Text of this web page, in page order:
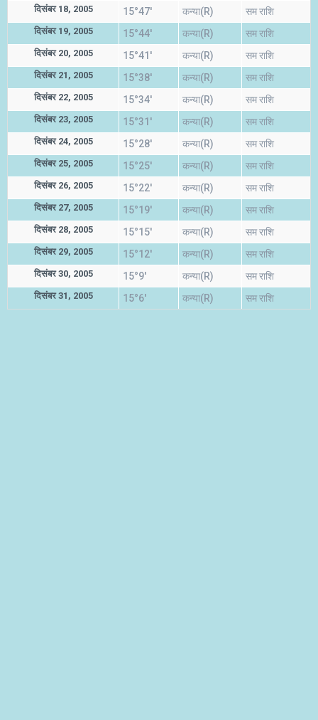
दिसंबर 18, 2005 15°47' कन्या(R) सम राशि
दिसंबर 19, 2005 15°44' कन्या(R) सम राशि
दिसंबर 20, 2005 15°41' कन्या(R) सम राशि
दिसंबर 21, 2005 15°38' कन्या(R) सम राशि
दिसंबर 22, 2005 15°34' कन्या(R) सम राशि
दिसंबर 23, 2005 15°31' कन्या(R) सम राशि
दिसंबर 24, 2005 15°28' कन्या(R) सम राशि
दिसंबर 25, 2005 15°25' कन्या(R) सम राशि
दिसंबर 26, 2005 15°22' कन्या(R) सम राशि
दिसंबर 27, 2005 15°19' कन्या(R) सम राशि
दिसंबर 28, 2005 15°15' कन्या(R) सम राशि
दिसंबर 29, 2005 15°12' कन्या(R) सम राशि
दिसंबर 30, 2005 15°9' कन्या(R) सम राशि
दिसंबर 31, 2005 15°6' कन्या(R) सम राशि